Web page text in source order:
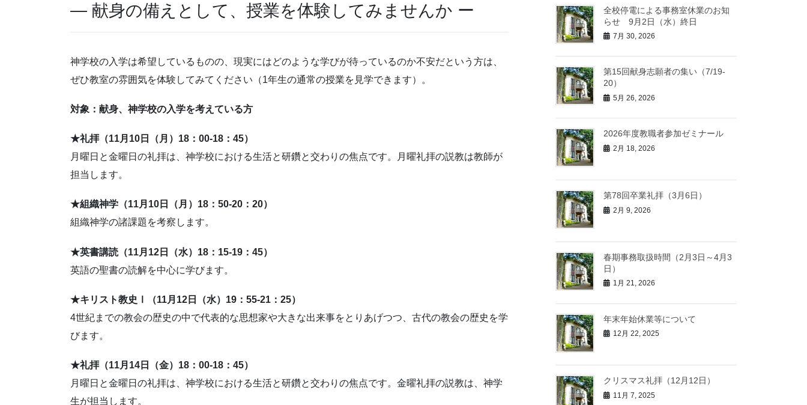
― 献身の備えとして、授業を体験してみませんか ー
神学校の入学は希望しているものの、現実にはどのような学びが待っているのか不安だという方は、
ぜひ教室の雰囲気を体験してみてください（1年生の通常の授業を見学できます）。
対象：献身、神学校の入学を考えている方
★礼拝（11月10日（月）18：00-18：45）
月曜日と金曜日の礼拝は、神学校における生活と研鑽と交わりの焦点です。月曜礼拝の説教は教師が
担当します。
★組織神学（11月10日（月）18：50-20：20）
組織神学の諸課題を考察します。
★英書講読（11月12日（水）18：15-19：45）
英語の聖書の読解を中心に学びます。
★キリスト教史Ⅰ（11月12日（水）19：55-21：25）
4世紀までの教会の歴史の中で代表的な思想家や大きな出来事をとりあげつつ、古代の教会の歴史を学
びます。
★礼拝（11月14日（金）18：00-18：45）
月曜日と金曜日の礼拝は、神学校における生活と研鑽と交わりの焦点です。金曜礼拝の説教は、神学
生が担当します。
全校停電による事務室休業のお知
らせ 9月2日（水）終日
7月 30, 2026
第15回献身志願者の集い（7/19-
20）
5月 26, 2026
2026年度教職者参加ゼミナール
2月 18, 2026
第78回卒業礼拝（3月6日）
2月 9, 2026
春期事務取扱時間（2月3日～4月3
日）
1月 21, 2026
年末年始休業等について
12月 22, 2025
クリスマス礼拝（12月12日）
11月 7, 2025